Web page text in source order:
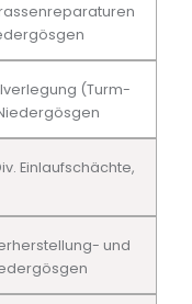
(Turm-
Einlaufschächte,
und